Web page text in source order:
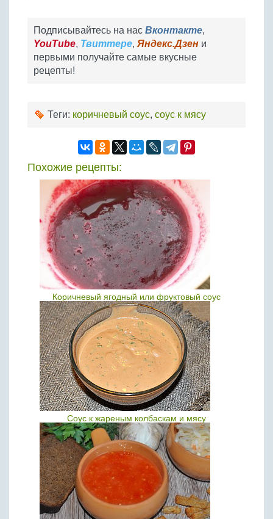
Подписывайтесь на нас Вконтакте,
YouTube, Твиттере, Яндекс.Дзен и
первыми получайте самые вкусные
рецепты!
Теги: коричневый соус, соус к мясу
Похожие рецепты:
Коричневый ягодный или фруктовый соус
Соус к жареным колбаскам и мясу